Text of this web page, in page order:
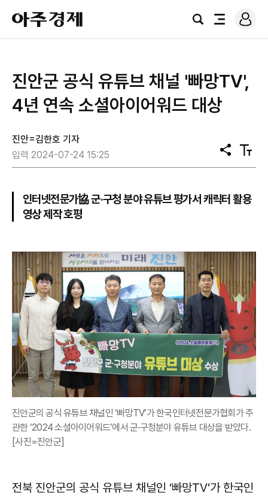
아
주
경
검
전
로
그
진안군 공식 유튜브 채널 '빠망TV',
4년 연속 소셜아이어워드 대상
진안=김한호 기자
입력 2024-07-24 15:25
공
유
텍
스
기
인터넷전문가協 군·구청 분야 유튜브 평가서 캐릭터 활용
영상 제작 호평
진안군의 공식 유튜브 채널인 ‘빠망TV’가 한국인터넷전문가협회가 주
관한 ‘2024 소셜아이어워드’에서 군·구청분야 유튜브 대상을 받았다.
[사진=진안군]
전북 진안군의 공식 유튜브 채널인 ‘빠망TV’가 한국인